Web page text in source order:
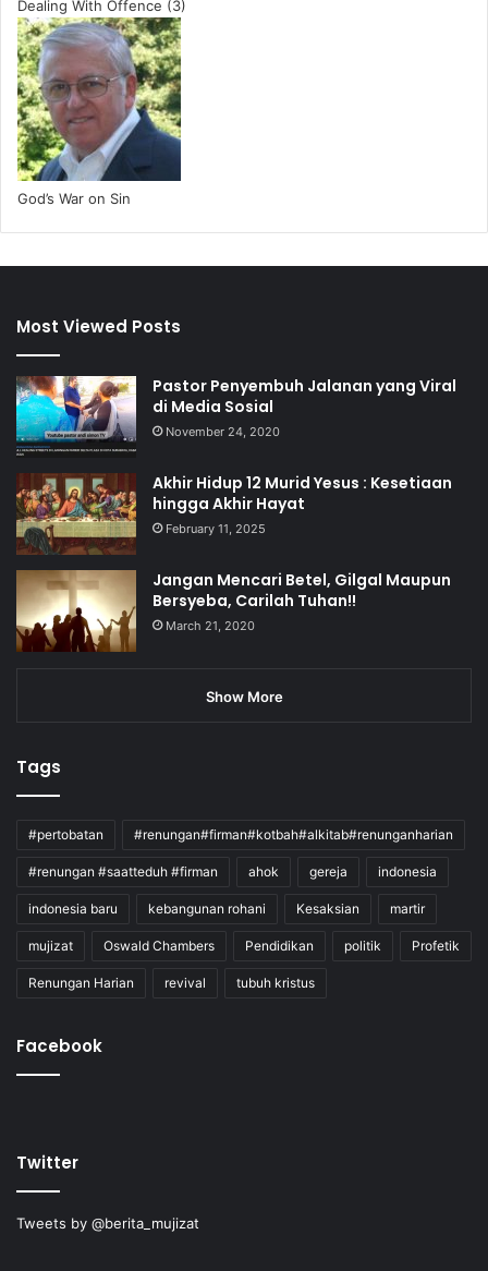
Dealing With Offence (3)
God’s War on Sin
Most Viewed Posts
Pastor Penyembuh Jalanan yang Viral
di Media Sosial
November 24, 2020
Akhir Hidup 12 Murid Yesus : Kesetiaan
hingga Akhir Hayat
February 11, 2025
Jangan Mencari Betel, Gilgal Maupun
Bersyeba, Carilah Tuhan!!
March 21, 2020
Show More
Tags
#pertobatan #renungan#firman#kotbah#alkitab#renunganharian
#renungan #saatteduh #firman ahok gereja indonesia
indonesia baru kebangunan rohani Kesaksian martir
mujizat Oswald Chambers Pendidikan politik Profetik
Renungan Harian revival tubuh kristus
Facebook
Twitter
Tweets by @berita_mujizat